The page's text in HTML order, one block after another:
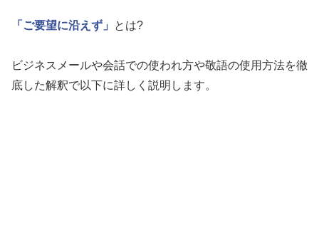
「ご要望に沿えず」 とは?
ビジネスメールや会話での使われ方や敬語の使用方法を徹
底した解釈で以下に詳しく説明します。